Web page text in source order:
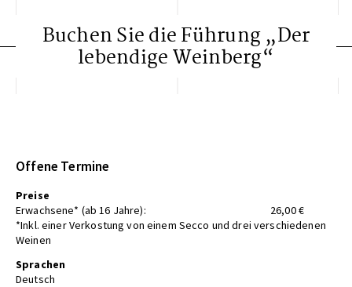
Buchen Sie die Führung „Der
lebendige Weinberg“
Offene Termine
Preise
Erwachsene* (ab 16 Jahre):
26,00 €
*Inkl. einer Verkostung von einem Secco und drei verschiedenen
Weinen
Sprachen
Deutsch